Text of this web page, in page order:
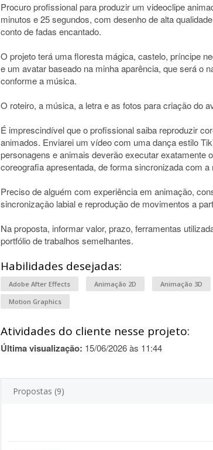
Procuro profissional para produzir um videoclipe
minutos e 25 segundos, com desenho de alta
conto de fadas encantado.
O projeto terá uma floresta mágica, castelo, príncipe
e um avatar baseado na minha aparência, que será o
conforme a música.
O roteiro, a música, a letra e as fotos para criação do
É imprescindível que o profissional saiba reproduzir
animados. Enviarei um vídeo com uma dança estilo
personagens e animais deverão executar exatamente
coreografia apresentada, de forma sincronizada com a
Preciso de alguém com experiência em animação,
sincronização labial e reprodução de movimentos a
Na proposta, informar valor, prazo, ferramentas
portfólio de trabalhos semelhantes.
Habilidades desejadas:
Adobe After Effects Animação 2D Animação 3D
Motion Graphics
Atividades do cliente nesse projeto:
Última visualização: 15/06/2026 às 11:44
Propostas (9)